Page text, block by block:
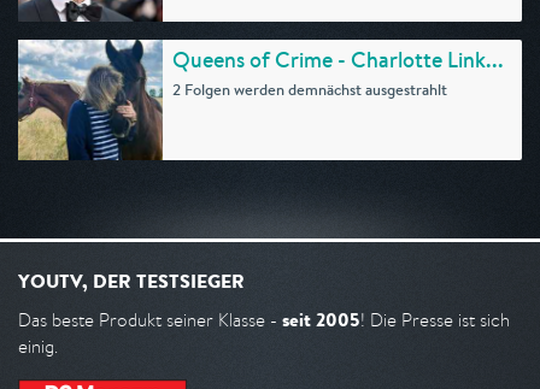
Queens of Crime - Charlotte Link...
2 Folgen werden demnächst ausgestrahlt
YOUTV, DER TESTSIEGER
Das beste Produkt seiner Klasse - seit 2005! Die Presse ist sich
einig.